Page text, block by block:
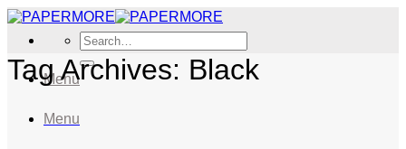
Skip
content
Search
for:
Menu
Menu
Tag Archives: Black